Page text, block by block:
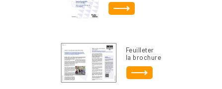
Feuilleter
la brochure